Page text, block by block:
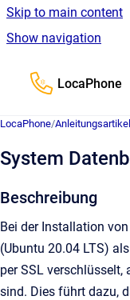
Skip to main content
Show navigation
LocaPhone
LocaPhone/Anleitungsartikel
System
Beschreibung
Bei der Installation
(Ubuntu 20.04 LTS)
per SSL
sind. Dies führt dazu,